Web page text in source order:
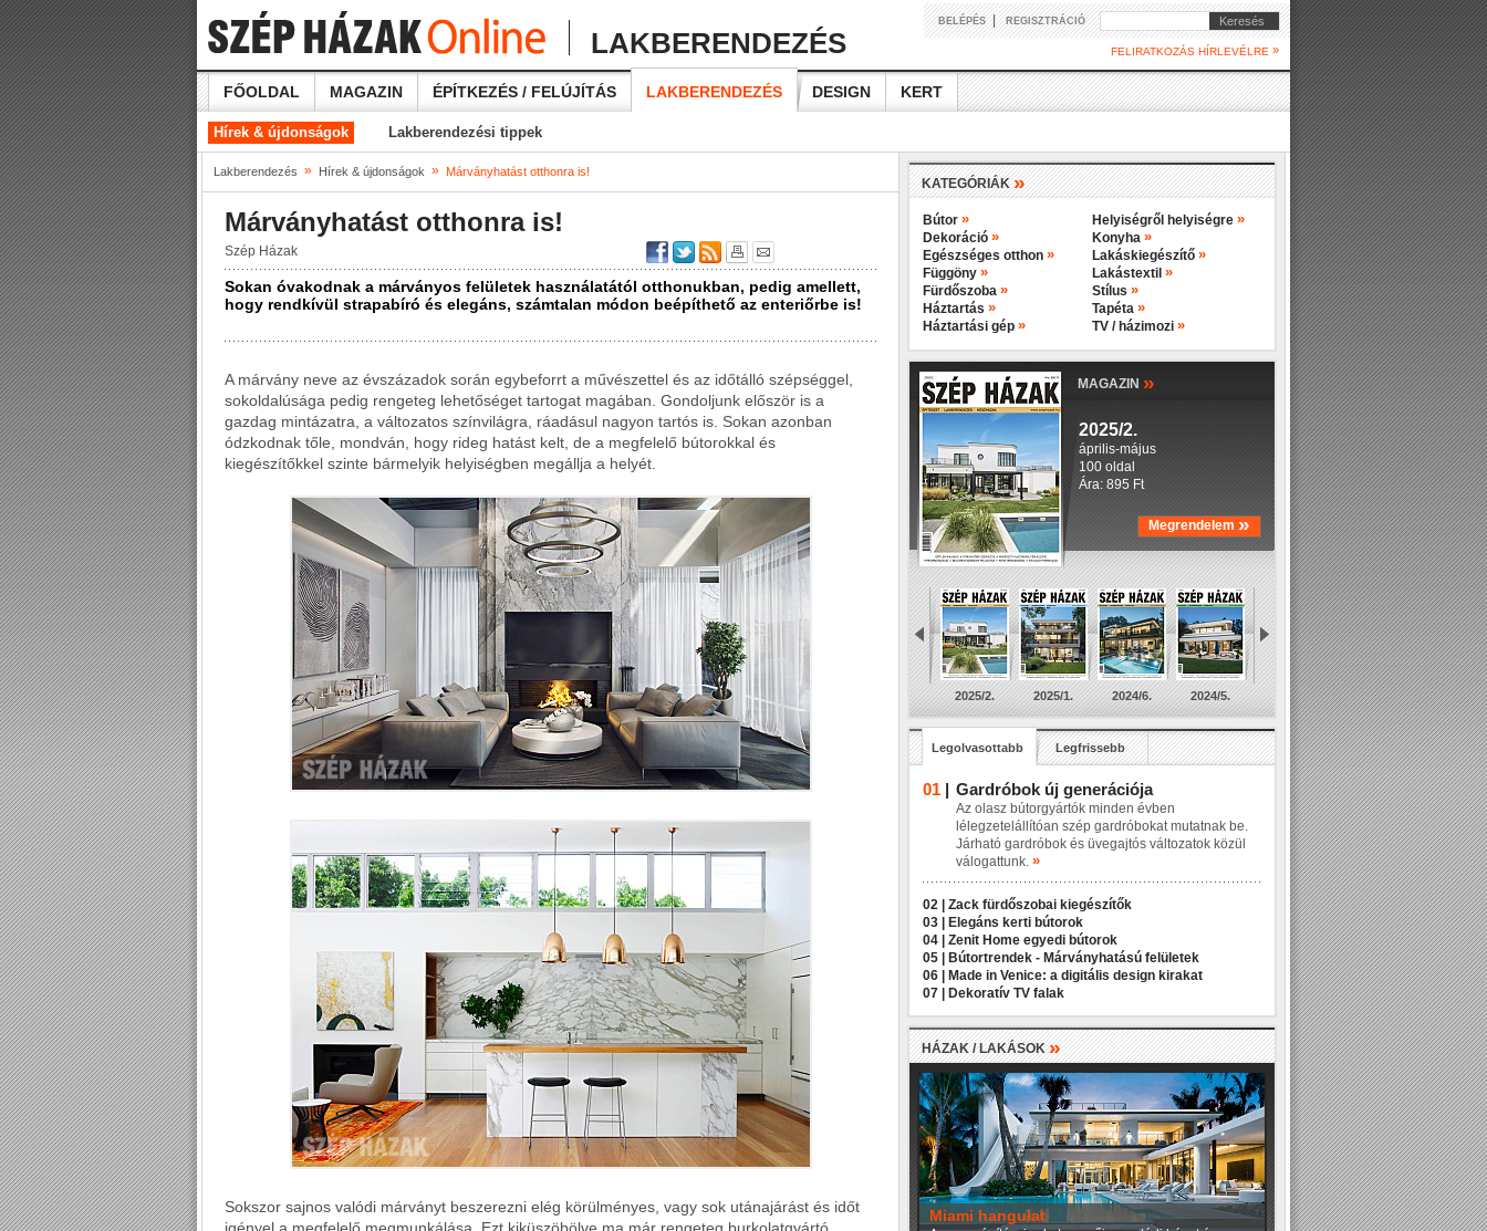
LAKBERENDEZÉS
BELÉPÉS| REGISZTRÁCIÓ Keresés
FELIRATKOZÁS HÍRLEVÉLRE »
FŐOLDAL MAGAZIN ÉPÍTKEZÉS / FELÚJÍTÁS LAKBERENDEZÉS DESIGN KERT
Hírek & újdonságok Lakberendezési tippek
Lakberendezés » Hírek & újdonságok » Márványhatást otthonra is!
Márványhatást otthonra is!
Szép Házak
Sokan óvakodnak a márványos felületek használatától otthonukban, pedig amellett,
hogy rendkívül strapabíró és elegáns, számtalan módon beépíthető az enteriőrbe is!
A márvány neve az évszázadok során egybeforrt a művészettel és az időtálló szépséggel,
sokoldalúsága pedig rengeteg lehetőséget tartogat magában. Gondoljunk először is a
gazdag mintázatra, a változatos színvilágra, ráadásul nagyon tartós is. Sokan azonban
ódzkodnak tőle, mondván, hogy rideg hatást kelt, de a megfelelő bútorokkal és
kiegészítőkkel szinte bármelyik helyiségben megállja a helyét.
Sokszor sajnos valódi márványt beszerezni elég körülményes, vagy sok utánajárást és időt
KATEGÓRIÁK»
Bútor »
Dekoráció »
Egészséges otthon »
Függöny »
Fürdőszoba »
Háztartás »
Háztartási gép »
Helyiségről helyiségre »
Konyha »
Lakáskiegészítő »
Lakástextil »
Stílus »
Tapéta »
TV / házimozi »
MAGAZIN »
2025/2.
április-május
100 oldal
Ára: 895 Ft
Megrendelem »
2025/2. 2025/1. 2024/6. 2024/5.
Legolvasottabb Legfrissebb
01 | Gardróbok új generációja
Az olasz bútorgyártók minden évben
lélegzetelállítóan szép gardróbokat mutatnak be.
Járható gardróbok és üvegajtós változatok közül
válogattunk. »
02 |
Zack fürdőszobai kiegészítők
03 |
Elegáns kerti bútorok
04 |
Zenit Home egyedi bútorok
05 |
Bútortrendek - Márványhatású felületek
06 |
Made in Venice: a digitális design kirakat
07 |
Dekoratív TV falak
HÁZAK / LAKÁSOK »
Miami hangulat